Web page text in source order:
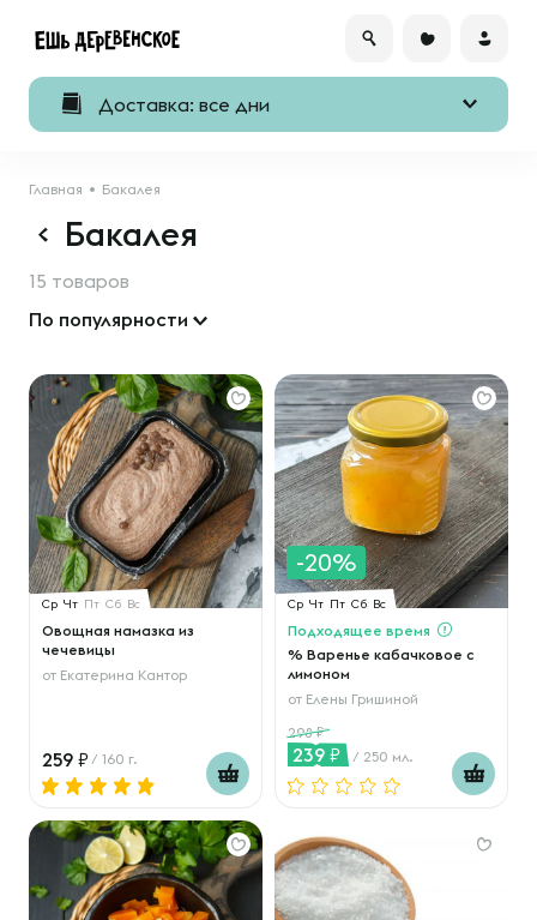
Доставка: все дни
Главная Бакалея
Бакалея
15 товаров
По популярности
Ср Чт Пт Сб Вс
Овощная намазка из
чечевицы
от Екатерина Кантор
259 / 160 г.
-20%
Ср Чт Пт Сб Вс
Подходящее время
% Варенье кабачковое с
лимоном
от Елены Гришиной
298
239 / 250 мл.